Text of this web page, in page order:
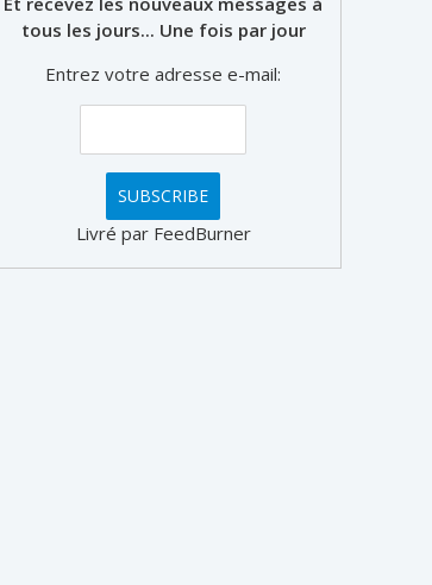
tous les jours... Une fois par jour
Entrez votre adresse e-mail:
Livré par FeedBurner